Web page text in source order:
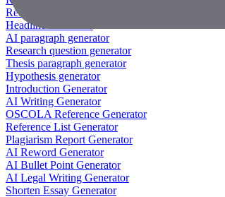
Reference Generator
Headline Generator
AI paragraph generator
Research question generator
Thesis paragraph generator
Hypothesis generator
Introduction Generator
AI Writing Generator
OSCOLA Reference Generator
Reference List Generator
Plagiarism Report Generator
AI Reword Generator
AI Bullet Point Generator
AI Legal Writing Generator
Shorten Essay Generator